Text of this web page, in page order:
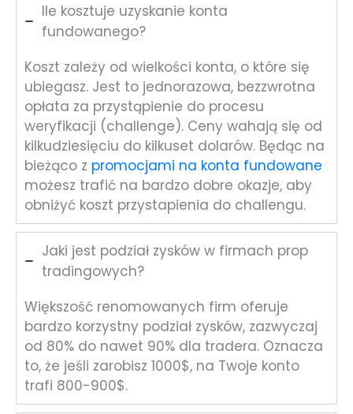
Ile kosztuje uzyskanie konta
fundowanego?
Koszt zależy od wielkości konta, o które się
ubiegasz. Jest to jednorazowa, bezzwrotna
opłata za przystąpienie do procesu
weryfikacji (challenge). Ceny wahają się od
kilkudziesięciu do kilkuset dolarów. Będąc na
bieżąco z promocjami na konta fundowane
możesz trafić na bardzo dobre okazje, aby
obniżyć koszt przystapienia do challengu.
Jaki jest podział zysków w firmach prop
tradingowych?
Większość renomowanych firm oferuje
bardzo korzystny podział zysków, zazwyczaj
od 80% do nawet 90% dla tradera. Oznacza
to, że jeśli zarobisz 1000$, na Twoje konto
trafi 800-900$.